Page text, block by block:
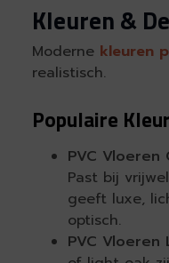
Kleuren &
Moderne kleuren
realistisch.
Populaire
PVC Vloeren
Past bij
geeft luxe,
optisch.
PVC Vloeren